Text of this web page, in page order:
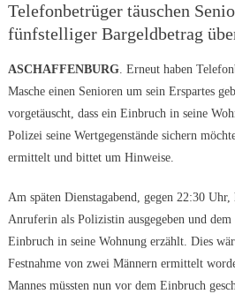
Telefonbetrüger täuschen
fünfstelliger Bargeldbetrag
ASCHAFFENBURG. Erneut haben
Masche einen Senioren um sein Erspartes
vorgetäuscht, dass ein Einbruch in seine
Polizei seine Wertgegenstände sichern
ermittelt und bittet um Hinweise.
Am späten Dienstagabend, gegen 22:30 Uhr,
Anruferin als Polizistin ausgegeben und
Einbruch in seine Wohnung erzählt. Dies
Festnahme von zwei Männern ermittelt
Mannes müssten nun vor dem Einbruch